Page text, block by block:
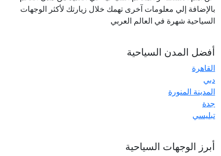
بالإضافة إلي معلومات آخرى تهمك خلال زيارتك لأكثر الوجهات
السياحية شهرة في العالم العربي
أفضل المدن السياحية
القاهرة
دبي
المدينة المنورة
جدة
تبليسي
أبرز الوجهات السياحية